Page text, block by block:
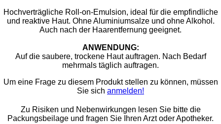
​Hochverträgliche Roll-on-Emulsion, ideal für die empfindliche
und reaktive Haut. Ohne Aluminiumsalze und ohne Alkohol.
Auch nach der Haarentfernung geeignet.
ANWENDUNG:
Auf die saubere, trockene Haut auftragen. Nach Bedarf
mehrmals täglich auftragen.
Um eine Frage zu diesem Produkt stellen zu können, müssen
Sie sich anmelden!
Zu Risiken und Nebenwirkungen lesen Sie bitte die
Packungsbeilage und fragen Sie Ihren Arzt oder Apotheker.